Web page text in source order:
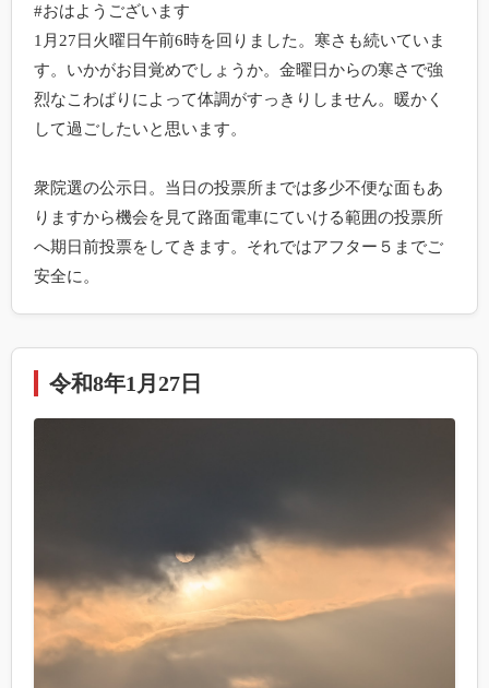
#おはようございます
1月27日火曜日午前6時を回りました。寒さも続いていま
す。いかがお目覚めでしょうか。金曜日からの寒さで強
烈なこわばりによって体調がすっきりしません。暖かく
して過ごしたいと思います。
衆院選の公示日。当日の投票所までは多少不便な面もあ
りますから機会を見て路面電車にていける範囲の投票所
へ期日前投票をしてきます。それではアフター５までご
安全に。
令和8年1月27日